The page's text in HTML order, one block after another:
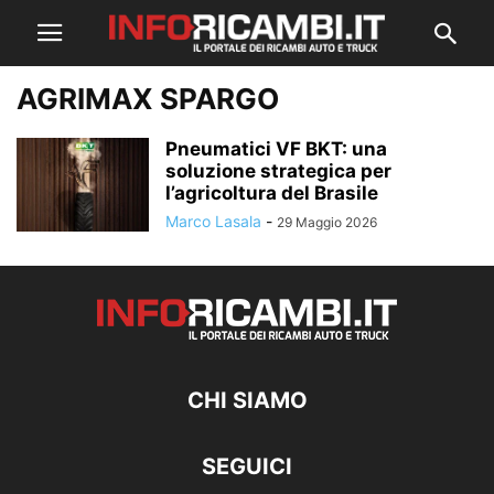
AGRIMAX SPARGO
Pneumatici VF BKT: una
soluzione strategica per
l’agricoltura del Brasile
Marco Lasala - 29 Maggio 2026
CHI SIAMO
SEGUICI